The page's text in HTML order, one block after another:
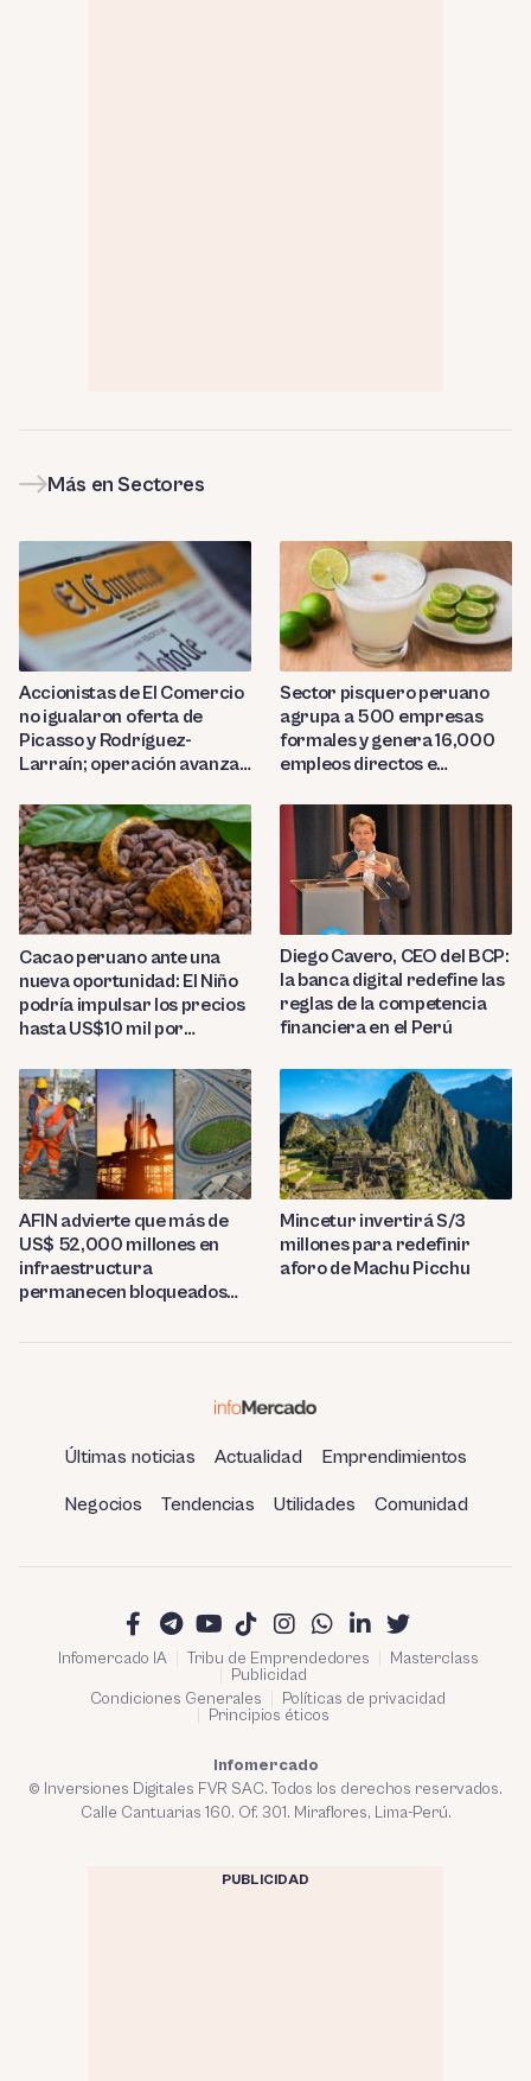
Más en Sectores
Accionistas de El Comercio
no igualaron oferta de
Picasso y Rodríguez-
Larraín; operación avanza
Sector pisquero peruano
agrupa a 500 empresas
formales y genera 16,000
empleos directos e
Cacao peruano ante una
nueva oportunidad: El Niño
podría impulsar los precios
hasta US$10 mil por
Diego Cavero, CEO del BCP:
la banca digital redefine las
reglas de la competencia
financiera en el Perú
AFIN advierte que más de
US$ 52,000 millones en
infraestructura
permanecen bloqueados
Mincetur invertirá S/3
millones para redefinir
aforo de Machu Picchu
Últimas noticias Actualidad Emprendimientos
Negocios Tendencias Utilidades Comunidad
Infomercado IA Tribu de Emprendedores
Masterclass
Publicidad
Condiciones Generales
Políticas de privacidad
Principios éticos
Infomercado
© Inversiones Digitales FVR SAC. Todos los derechos reservados.
Calle Cantuarias 160. Of. 301. Miraflores, Lima-Perú.
PUBLICIDAD